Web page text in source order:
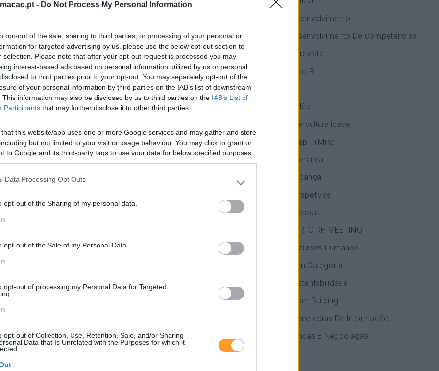
- Do Not Process My Personal Information
opt-out of the sale, sharing to third parties, or processing of your personal or
for targeted advertising by us, please use the below opt-out section to
selection. Please note that after your opt-out request is processed you may
interest-based ads based on personal information utilized by us or personal
to third parties prior to your opt-out. You may separately opt-out of the
of your personal information by third parties on the IAB’s list of downstream
This information may also be disclosed by us to third parties on the IAB’s List of
Participants that may further disclose it to other third parties.
that this website/app uses one or more Google services and may gather and store
but not limited to your visit or usage behaviour. You may click to grant or
to Google and its third-party tags to use your data for below specified purposes
consent section.
Data Processing Opt Outs
opt-out of the Sharing of my personal data.
opt-out of the Sale of my Personal Data.
opt-out of processing my Personal Data for Targeted
opt-out of Collection, Use, Retention, Sale, and/or Sharing
Data that Is Unrelated with the Purposes for which it
na empresa Viagens Abreu, SA para dar resposta a todo o Grupo
Tirar as pessoas da sua zona de conforto é ainda um desafio.
polivalente e criativo.
empresas daqui a 5 ou 10 anos?
Desenvolvimento
Desenvolvimento De Competências
Entrevista
Expo RH
Inglês
Interculturalidade
Keep In Mind
Liderança
Mudança
Perspetivas
Pessoas
PORTO RH MEETING
Recursos Humanos
Sem Categoria
Sustentabilidade
Team Building
Tecnologias De Informação
Vendas E Negociação